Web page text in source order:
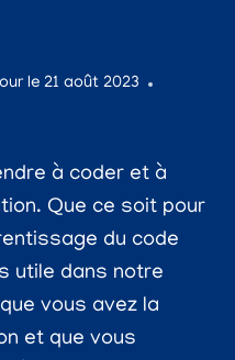
le 21 août 2023
à coder et à
Que ce soit pour
du code
utile dans notre
vous avez la
et que vous